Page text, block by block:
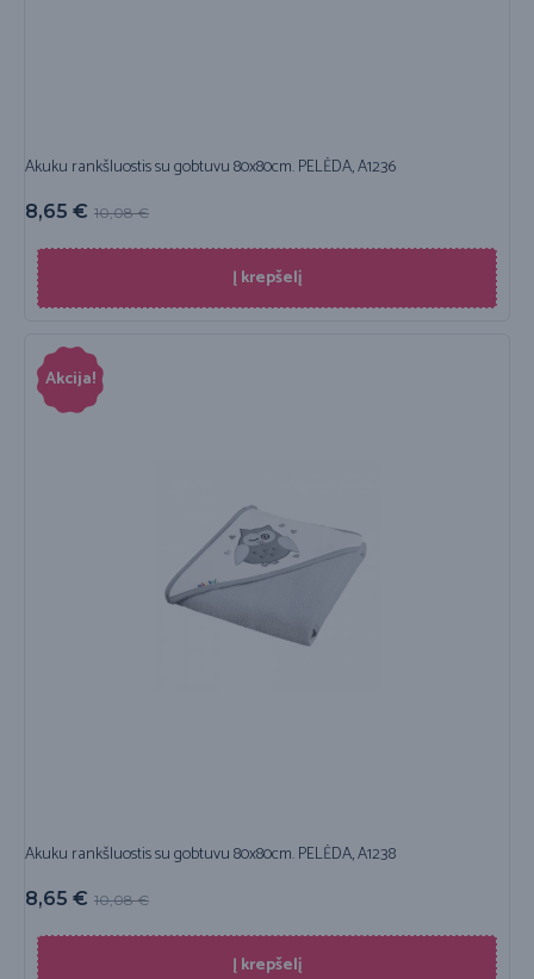
Akuku rankšluostis su gobtuvu 80x80cm. PELĖDA, A1236
10,08€
8,65 €
Į krepšelį
Akcija!
Akuku rankšluostis su gobtuvu 80x80cm. PELĖDA, A1238
10,08€
8,65 €
Į krepšelį